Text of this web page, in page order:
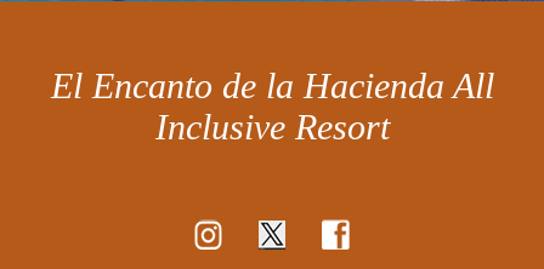
El Encanto de la Hacienda All
Inclusive Resort